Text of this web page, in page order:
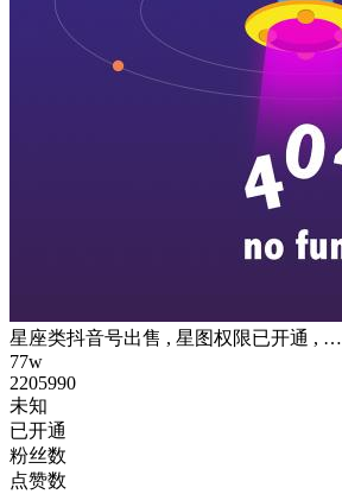
星座类抖音号出售 , 星图权限已开通 , …
77w
2205990
未知
已开通
粉丝数
点赞数